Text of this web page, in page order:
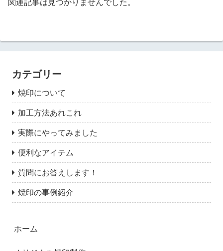
関連記事は見つかりませんでした。
カテゴリー
焼印について
加工方法あれこれ
実際にやってみました
便利なアイテム
質問にお答えします！
焼印の事例紹介
ホーム